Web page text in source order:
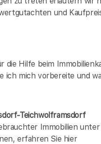
und
die Hilfe beim
ich mich vorbereite und
Teichwolframsdorf
Immobilien
erfahren Sie hier